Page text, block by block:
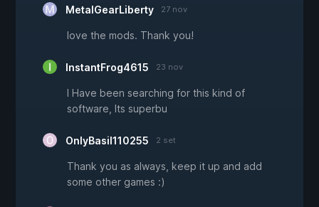
MetalGearLiberty 27 nov
love the mods. Thank you!
InstantFrog4615 23 nov
I Have been searching for this kind of
software, Its superbu
OnlyBasil110255 2 set
Thank you as always, keep it up and add
some other games :)